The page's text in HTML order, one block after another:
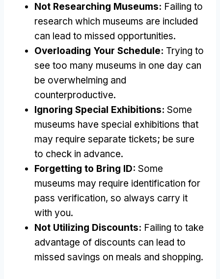
Not Researching Museums: Failing to
research which museums are included
can lead to missed opportunities.
Overloading Your Schedule: Trying to
see too many museums in one day can
be overwhelming and
counterproductive.
Ignoring Special Exhibitions: Some
museums have special exhibitions that
may require separate tickets; be sure
to check in advance.
Forgetting to Bring ID: Some
museums may require identification for
pass verification, so always carry it
with you.
Not Utilizing Discounts: Failing to take
advantage of discounts can lead to
missed savings on meals and shopping.